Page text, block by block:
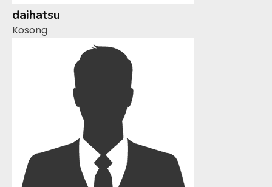
daihatsu
Kosong